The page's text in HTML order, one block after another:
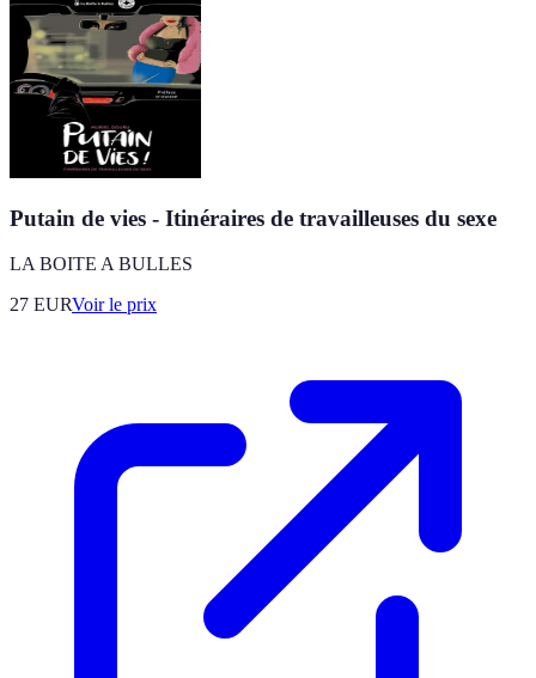
Putain de vies - Itinéraires de travailleuses du sexe
LA BOITE A BULLES
27 EURVoir le prix